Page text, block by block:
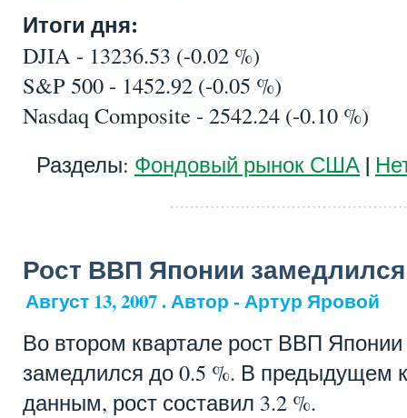
Итоги дня:
DJIA - 13236.53 (-0.02 %)
S&P 500 - 1452.92 (-0.05 %)
Nasdaq Composite - 2542.24 (-0.10 %)
Разделы: Фондовый рынок США |
Рост ВВП Японии замедлился
Август 13, 2007 . Автор - Артур Яровой
Во втором квартале рост ВВП
замедлился до 0.5 %. В предыдущем
данным, рост составил 3.2 %.